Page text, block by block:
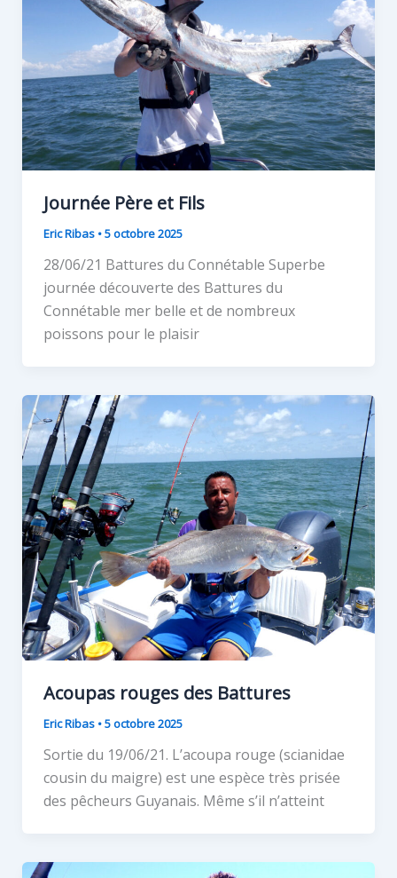
Journée Père et Fils
Eric Ribas •5 octobre 2025
28/06/21 Battures du Connétable Superbe
journée découverte des Battures du
Connétable mer belle et de nombreux
poissons pour le plaisir
Acoupas rouges des Battures
Eric Ribas •5 octobre 2025
Sortie du 19/06/21. L’acoupa rouge (scianidae
cousin du maigre) est une espèce très prisée
des pêcheurs Guyanais. Même s’il n’atteint